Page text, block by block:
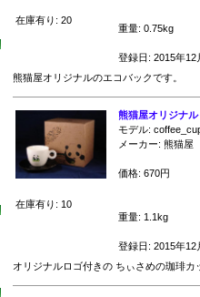
在庫有り: 20
重量: 0.75kg
登録日: 2015年12
熊猫屋オリジナルのエコバックです。
在庫有り: 10
熊猫屋オリジナ
モデル:
メーカー: 熊猫屋
価格: 670円
重量: 1.1kg
登録日: 2015年12
オリジナルロゴ付きの ちぃさめの珈琲カ